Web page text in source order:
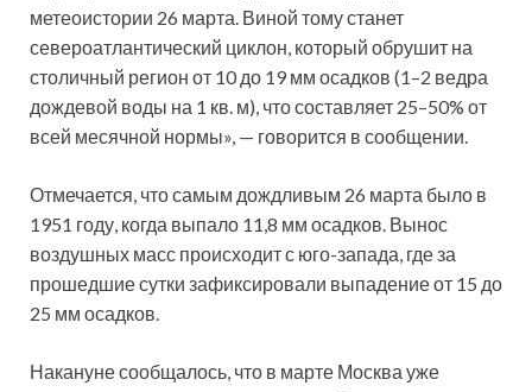
метеоистории 26 марта. Виной тому станет
североатлантический циклон, который обрушит на
столичный регион от 10 до 19 мм осадков (1–2 ведра
дождевой воды на 1 кв. м), что составляет 25–50% от
всей месячной нормы», — говорится в сообщении.
Отмечается, что самым дождливым 26 марта было в
1951 году, когда выпало 11,8 мм осадков. Вынос
воздушных масс происходит с юго-запада, где за
прошедшие сутки зафиксировали выпадение от 15 до
25 мм осадков.
Накануне сообщалось, что в марте Москва уже